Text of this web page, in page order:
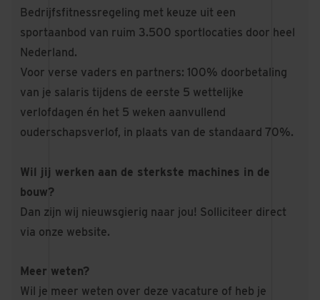
Bedrijfsfitnessregeling met keuze uit een
sportaanbod van ruim 3.500 sportlocaties door heel
Nederland.
Voor verse vaders en partners: 100% doorbetaling
van je salaris tijdens de eerste 5 wettelijke
verlofdagen én het 5 weken aanvullend
ouderschapsverlof, in plaats van de standaard 70%.
Wil jij werken aan de sterkste machines in de
bouw?
Dan zijn wij nieuwsgierig naar jou! Solliciteer direct
via onze website.
Meer weten?
Wil je meer weten over deze vacature of heb je